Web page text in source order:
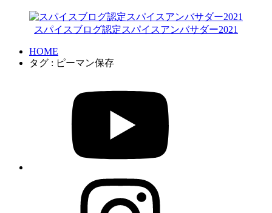
スパイスブログ認定スパイスアンバサダー2021
HOME
タグ : ピーマン保存